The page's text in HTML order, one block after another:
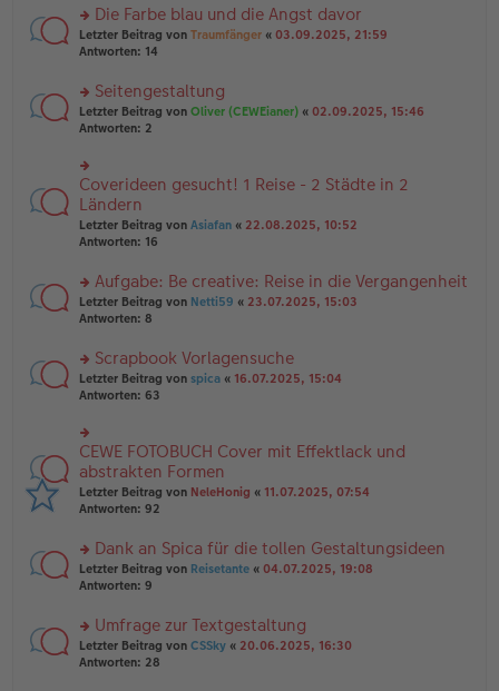
ger
B
ei
tr
g
el
es
e
B
ei
tr
g
rs
te
n
g
el
e
n
er
B
ei
tr
g
Die Farbe blau und die Angst davor
Letzter Beitrag von Traumfänger « 03.09.2025, 21:59
Antworten: 14
rs
te
u
n
g
el
es
e
er
B
ei
tr
g
Seitengestaltung
Letzter Beitrag von Oliver (CEWEianer) « 02.09.2025, 15:46
Antworten: 2
rs
te
r
u
n
el
es
e
B
ei
tr
g
Coverideen gesucht! 1 Reise - 2 Städte in 2
Ländern
Letzter Beitrag von Asiafan « 22.08.2025, 10:52
Antworten: 16
rs
te
n
g
el
e
n
er
B
ei
tr
g
Aufgabe: Be creative: Reise in die Vergangenheit
Letzter Beitrag von Netti59 « 23.07.2025, 15:03
Antworten: 8
rs
te
u
n
g
el
es
e
er
B
ei
tr
g
Scrapbook Vorlagensuche
Letzter Beitrag von spica « 16.07.2025, 15:04
Antworten: 63
rs
te
r
u
n
el
es
e
B
ei
tr
CEWE FOTOBUCH Cover mit Effektlack und
abstrakten Formen
Letzter Beitrag von NeleHonig « 11.07.2025, 07:54
Antworten: 92
rs
te
n
g
el
Dank an Spica für die tollen Gestaltungsideen
Letzter Beitrag von Reisetante « 04.07.2025, 19:08
Antworten: 9
rs
te
Umfrage zur Textgestaltung
Letzter Beitrag von CSSky « 20.06.2025, 16:30
Antworten: 28